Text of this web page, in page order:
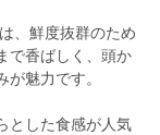
、鮮度抜群のため
で香ばしく、頭か
魅力です。
とした食感が人気